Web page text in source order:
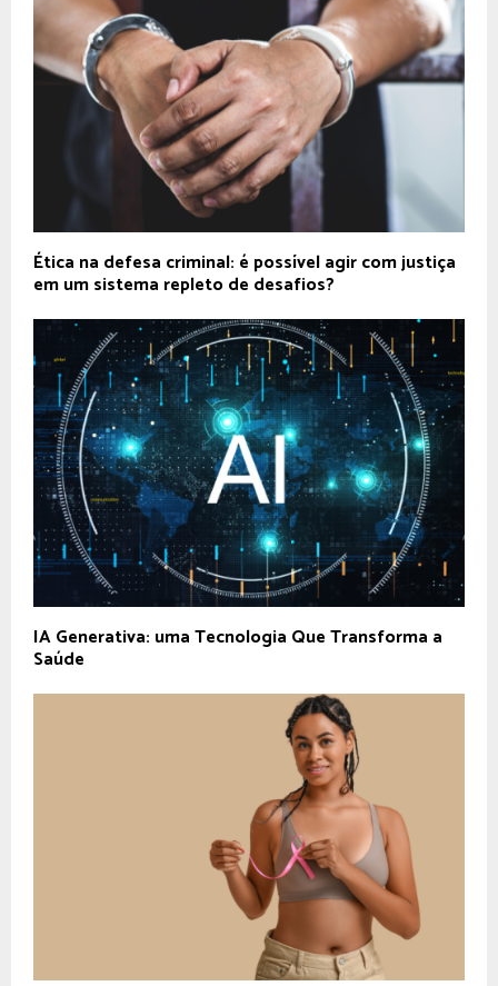
Ética na defesa criminal: é possível agir com justiça
em um sistema repleto de desafios?
IA Generativa: uma Tecnologia Que Transforma a
Saúde